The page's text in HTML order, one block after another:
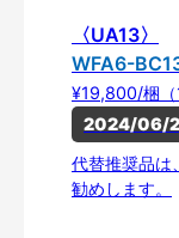
〈UA13〉
WFA6-
¥19,800/梱（
2024/06/
代替推奨品
勧めします。